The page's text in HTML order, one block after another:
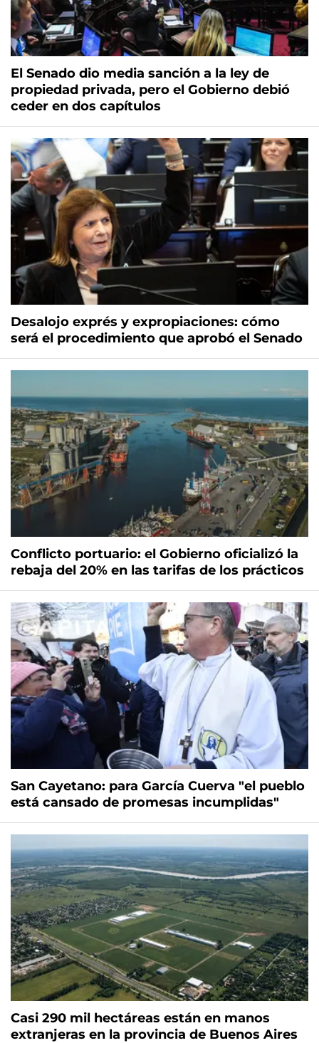
El Senado dio media sanción a la ley de
propiedad privada, pero el Gobierno debió
ceder en dos capítulos
Desalojo exprés y expropiaciones: cómo
será el procedimiento que aprobó el Senado
Conflicto portuario: el Gobierno oficializó la
rebaja del 20% en las tarifas de los prácticos
San Cayetano: para García Cuerva "el pueblo
está cansado de promesas incumplidas"
Casi 290 mil hectáreas están en manos
extranjeras en la provincia de Buenos Aires